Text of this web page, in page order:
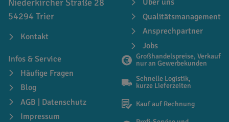
Niederkircher Straße 28
54294 Trier
Kontakt
Über uns
Qualitätsmanagement
Ansprechpartner
Jobs
Infos & Service
Häufige Fragen
Blog
AGB | Datenschutz
Impressum
Großhandelspreise, Verkauf
nur an Gewerbekunden
Schnelle Logistik,
kurze Lieferzeiten
Kauf auf Rechnung